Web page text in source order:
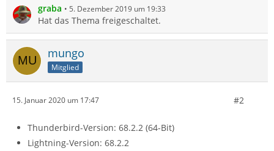
graba 5. Dezember 2019 um 19:33
Hat das Thema freigeschaltet.
mungo
Mitglied
15. Januar 2020 um 17:47 #2
Thunderbird-Version: 68.2.2 (64-Bit)
Lightning-Version: 68.2.2